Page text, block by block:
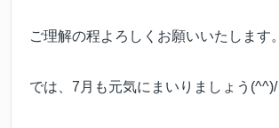
ご理解の程よろしくお願いいたします。
では、7月も元気にまいりましょう(^^)/